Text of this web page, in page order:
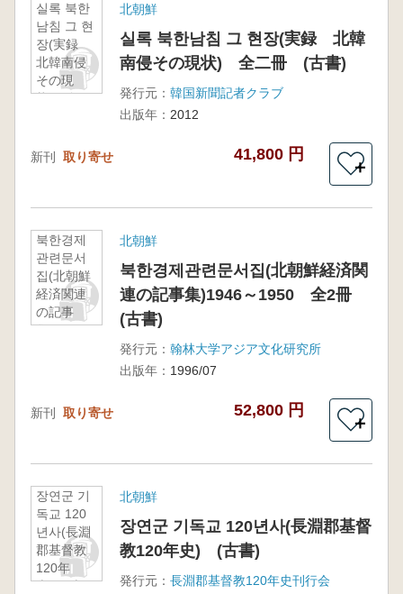
실록 북한
남침 그 현
장(実録
北韓南侵
その現
状) 全二
北朝鮮
실록 북한남침 그 현장(実録 北韓
南侵その現状) 全二冊 (古書)
発行元： 韓国新聞記者クラブ
出版年： 2012
新刊 取り寄せ 41,800 円
＋
북한경제
관련문서
집(北朝鮮
経済関連
の記事
集)1946～
北朝鮮
북한경제관련문서집(北朝鮮経済関
連の記事集)1946～1950 全2冊
(古書)
発行元： 翰林大学アジア文化研究所
出版年： 1996/07
新刊 取り寄せ 52,800 円
＋
장연군 기
독교 120
년사(長淵
郡基督教
120年
史) (古
北朝鮮
장연군 기독교 120년사(長淵郡基督
教120年史) (古書)
発行元： 長淵郡基督教120年史刊行会